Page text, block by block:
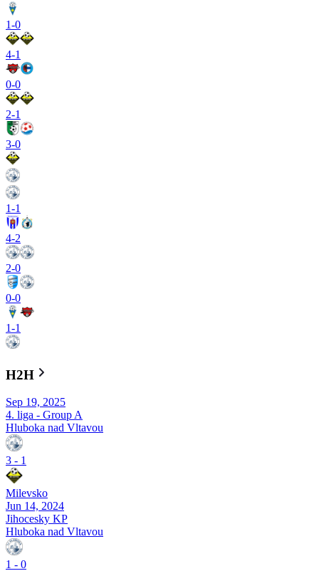
1-0
4-1
0-0
2-1
3-0
1-1
4-2
2-0
0-0
1-1
H2H
Sep 19, 2025
4. liga - Group A
Hluboka nad Vltavou
3 - 1
Milevsko
Jun 14, 2024
Jihocesky KP
Hluboka nad Vltavou
1 - 0